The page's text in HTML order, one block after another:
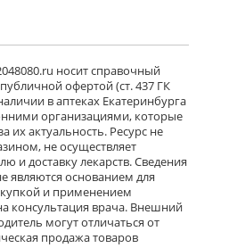
до 539,00
(таблетки покрытые
оболочкой 5 мг N10)
Дженерикс Лимитед -
города
(таблетки покрытые
оболочкой 5 мг N14)
Дженерикс Лимитед -
носит справочный
офертой (ст. 437 ГК
в аптеках Екатеринбурга
организациями, которые
их актуальность. Ресурс не
не осуществляет
и доставку лекарств. Сведения
являются основанием для
и применением
консультация врача. Внешний
могут отличаться от
продажа товаров